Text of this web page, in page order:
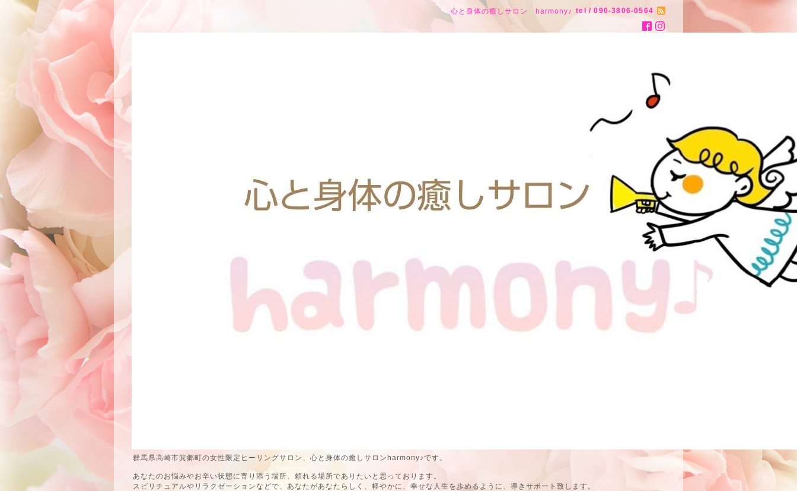
心と身体の癒しサロン harmony♪ tel / 090-3806-0564
群馬県高崎市箕郷町の女性限定ヒーリングサロン、心と身体の癒しサロンharmony♪です。
あなたのお悩みやお辛い状態に寄り添う場所、頼れる場所でありたいと思っております。
スピリチュアルやリラクゼーションなどで、あなたがあなたらしく、軽やかに、幸せな人生を歩めるように、導きサポート致します。